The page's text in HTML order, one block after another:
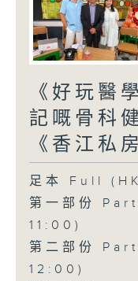
《好玩醫
記嘅骨科
《香江私
足本 Full
第一部份
11:00)
第二部份
12:00)